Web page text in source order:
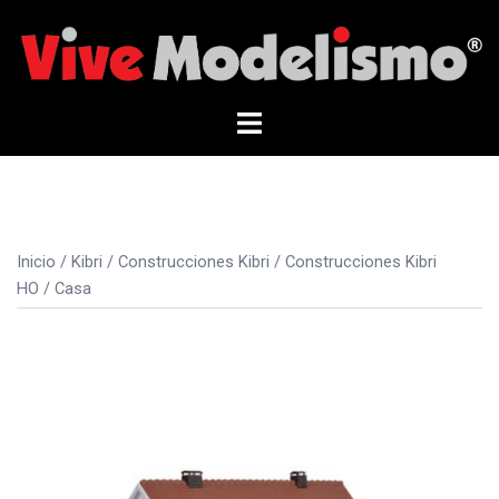
contenido
Alternar
Inicio / Kibri / Construcciones Kibri / Construcciones Kibri
HO / Casa